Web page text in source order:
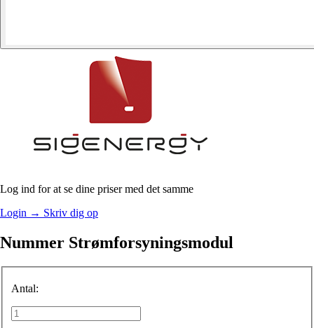
Log ind for at se dine priser med det samme
Login → Skriv dig op
Nummer Strømforsyningsmodul
Antal: